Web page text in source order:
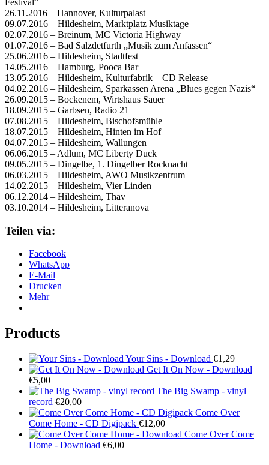
26.11.2016 – Hannover, Kulturpalast
09.07.2016 – Hildesheim, Marktplatz Musiktage
02.07.2016 – Breinum, MC Victoria Highway
01.07.2016 – Bad Salzdetfurth „Musik zum Anfassen“
25.06.2016 – Hildesheim, Stadtfest
14.05.2016 – Hamburg, Pooca Bar
13.05.2016 – Hildesheim, Kulturfabrik – CD Release
04.02.2016 – Hildesheim, Sparkassen Arena „Blues gegen Nazis“
26.09.2015 – Bockenem, Wirtshaus Sauer
18.09.2015 – Garbsen, Radio 21
07.08.2015 – Hildesheim, Bischofsmühle
18.07.2015 – Hildesheim, Hinten im Hof
04.07.2015 – Hildesheim, Wallungen
06.06.2015 – Adlum, MC Liberty Duck
09.05.2015 – Dingelbe, 1. Dingelber Rocknacht
06.03.2015 – Hildesheim, AWO Musikzentrum
14.02.2015 – Hildesheim, Vier Linden
06.12.2014 – Hildesheim, Thav
03.10.2014 – Hildesheim, Litteranova
Teilen via:
Facebook
WhatsApp
E-Mail
Drucken
Mehr
Products
Your Sins - Download €1,29
Get It On Now - Download
€5,00
The Big Swamp - vinyl
record €20,00
Come Over
Come Home - CD Digipack €12,00
Come Over Come
Home - Download €6,00